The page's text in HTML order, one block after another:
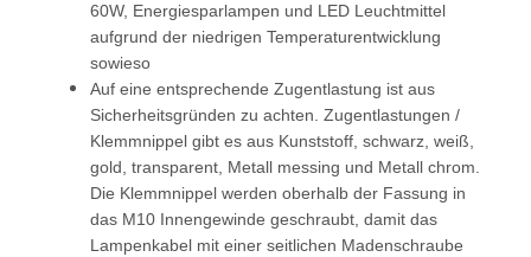
60W, Energiesparlampen und LED Leuchtmittel
aufgrund der niedrigen Temperaturentwicklung
sowieso
Auf eine entsprechende Zugentlastung ist aus
Sicherheitsgründen zu achten. Zugentlastungen /
Klemmnippel gibt es aus Kunststoff, schwarz, weiß,
gold, transparent, Metall messing und Metall chrom.
Die Klemmnippel werden oberhalb der Fassung in
das M10 Innengewinde geschraubt, damit das
Lampenkabel mit einer seitlichen Madenschraube